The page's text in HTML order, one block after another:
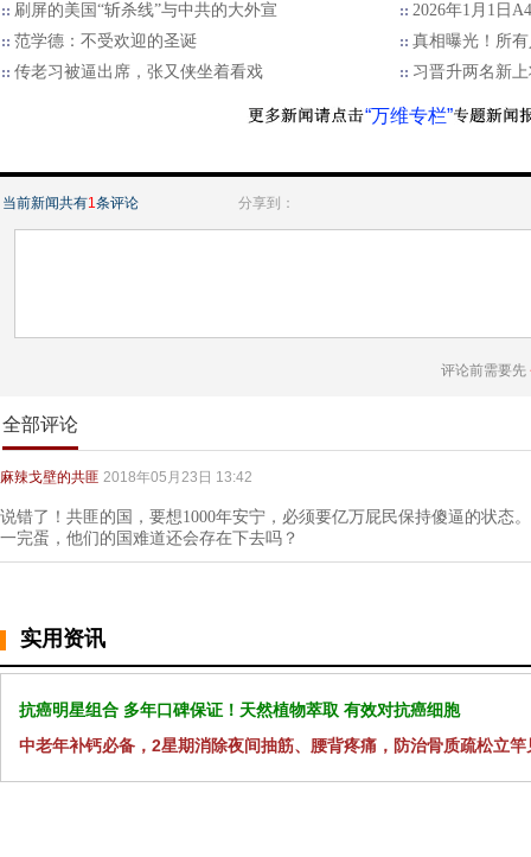
刷屏的美国“斩杀线”与中共的大外宣
2026年1月1日
范学德：不受欢迎的圣诞
真相曝光！所
传老习被逼出席，张又侠坐着看戏
习晋升两名新
“万维专栏”
当前新闻共有1条评论 分享到：
评论前需要先
全部评论
麻辣戈壁的共匪 2018年05月23日 13:42
说错了！共匪的国，要想1000年安宁，必须要亿万屁民保持傻逼的状态
一完蛋，他们的国难道还会存在下去吗？
实用资讯
抗癌明星组合 多年口碑保证！天然植物萃取 有效对抗癌细胞
中老年补钙必备，2星期消除夜间抽筋、腰背疼痛，防治骨质疏松立竿